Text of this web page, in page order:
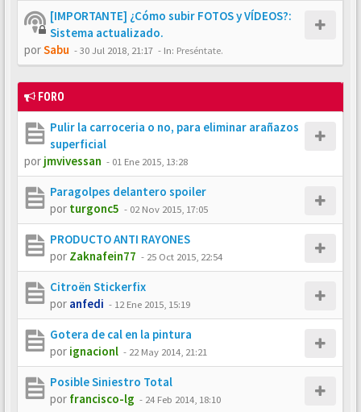
[IMPORTANTE] ¿Cómo subir FOTOS y VÍDEOS?:
Sistema actualizado.
porSabu -30 Jul 2018, 21:17 - In: Preséntate.
FORO
Pulir la carroceria o no, para eliminar arañazos
superficial
por jmvivessan - 01 Ene 2015, 13:28
Paragolpes delantero spoiler
por turgonc5 - 02 Nov 2015, 17:05
PRODUCTO ANTI RAYONES
por Zaknafein77 - 25 Oct 2015, 22:54
Citroën Stickerfix
por anfedi - 12 Ene 2015, 15:19
Gotera de cal en la pintura
por ignacionl - 22 May 2014, 21:21
Posible Siniestro Total
por francisco-lg - 24 Feb 2014, 18:10